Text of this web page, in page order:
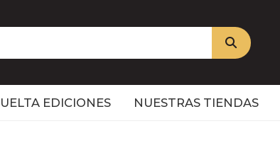
EDICIONES NUESTRAS TIENDAS